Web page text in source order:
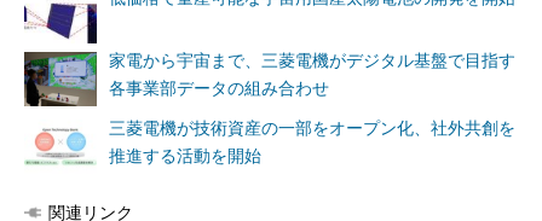
家電から宇宙まで、三菱電機がデジタル基盤で目指す
各事業部データの組み合わせ
三菱電機が技術資産の一部をオープン化、社外共創を
推進する活動を開始
関連リンク